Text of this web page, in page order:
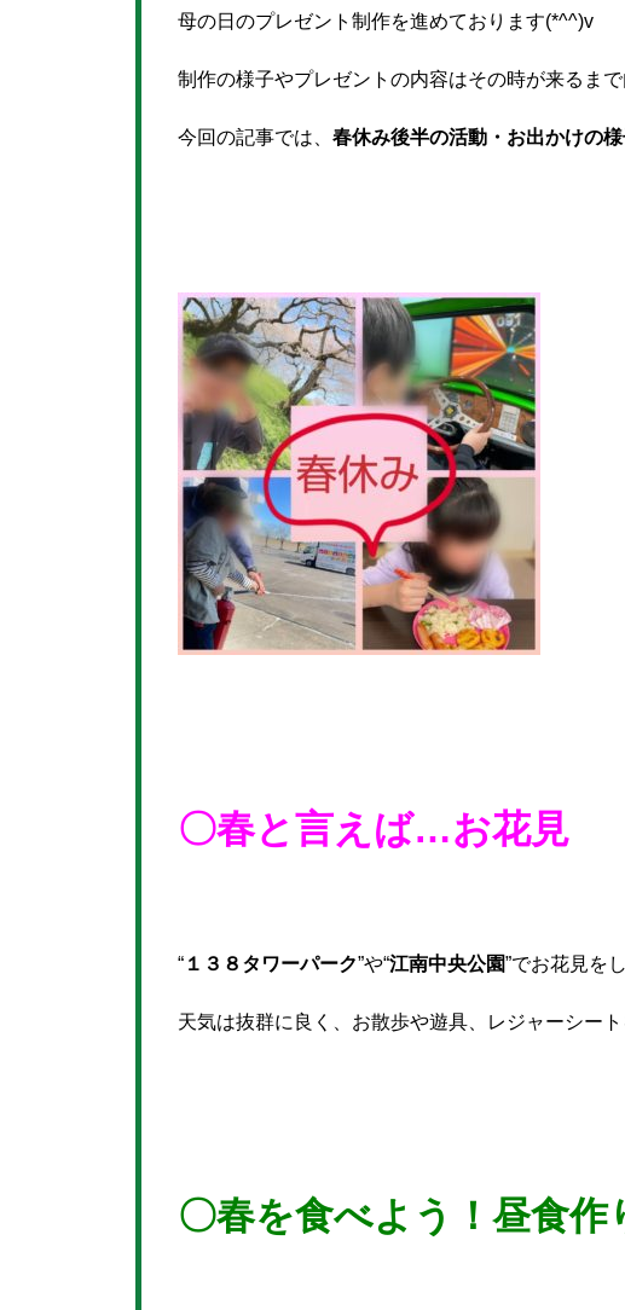
母の日のプレゼント制作を進めております(*^^)v
制作の様子やプレゼントの内容はその時が来るま
今回の記事では、 春休み後半の活動・お出かけの
〇春と言えば…お花見
“ １３８タワーパーク”や“江南中央公園”でお花見を
天気は抜群に良く、お散歩や遊具、レジャーシー
〇春を食べよう！昼食作